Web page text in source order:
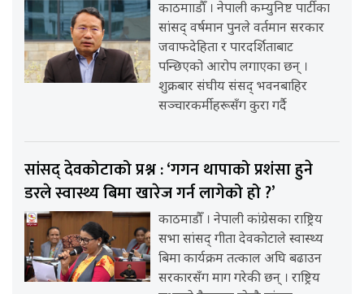
काठमााडौँ । नेपाली कम्युनिष्ट पार्टीका
सांसद् वर्षमान पुनले वर्तमान सरकार
जवाफदेहिता र पारदर्शिताबाट
पन्छिएको आरोप लगाएका छन् ।
शुक्रबार संघीय संसद् भवनबाहिर
सञ्चारकर्मीहरूसँग कुरा गर्दै
सांसद् देवकोटाको प्रश्न : ‘गगन थापाको प्रशंसा हुने
डरले स्वास्थ्य बिमा खारेज गर्न लागेको हो ?’
काठमाडौँ । नेपाली कांग्रेसका राष्ट्रिय
सभा सांसद् गीता देवकोटाले स्वास्थ्य
बिमा कार्यक्रम तत्काल अघि बढाउन
सरकारसँग माग गरेकी छन् । राष्ट्रिय